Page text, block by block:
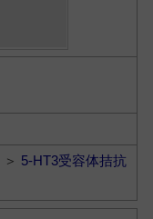
＞ 5-HT3受容体拮抗